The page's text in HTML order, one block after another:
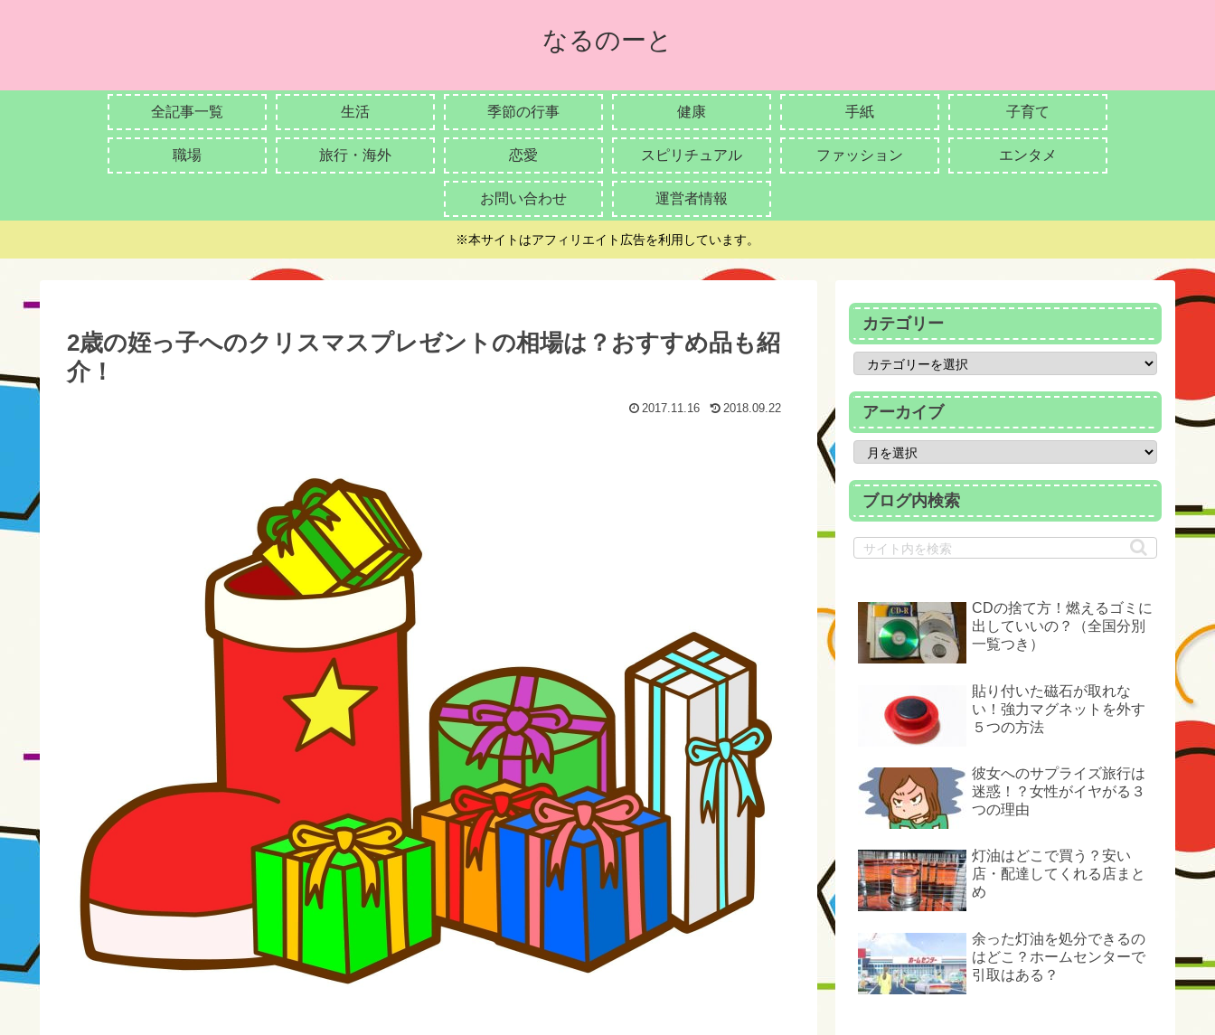
なるのーと
全記事一覧 生活 季節の行事 健康 手紙 子育て
職場 旅行・海外 恋愛 スピリチュアル ファッション エンタメ
お問い合わせ 運営者情報
※本サイトはアフィリエイト広告を利用しています。
2歳の姪っ子へのクリスマスプレゼントの相場は？おすすめ品も紹
介！
2017.11.16 2018.09.22
カテゴリー
アーカイブ
ブログ内検索
CDの捨て方！燃えるゴミに
出していいの？（全国分別
一覧つき）
貼り付いた磁石が取れな
い！強力マグネットを外す
５つの方法
彼女へのサプライズ旅行は
迷惑！？女性がイヤがる３
つの理由
灯油はどこで買う？安い
店・配達してくれる店まと
め
余った灯油を処分できるの
はどこ？ホームセンターで
引取はある？